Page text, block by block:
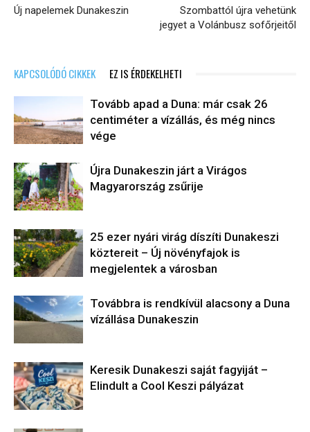
Új napelemek Dunakeszin
Szombattól újra vehetünk
jegyet a Volánbusz sofőrjeitől
KAPCSOLÓDÓ CIKKEK EZ IS ÉRDEKELHETI
Tovább apad a Duna: már csak 26
centiméter a vízállás, és még nincs
vége
Újra Dunakeszin járt a Virágos
Magyarország zsűrije
25 ezer nyári virág díszíti Dunakeszi
köztereit – Új növényfajok is
megjelentek a városban
Továbbra is rendkívül alacsony a Duna
vízállása Dunakeszin
Keresik Dunakeszi saját fagyiját –
Elindult a Cool Keszi pályázat